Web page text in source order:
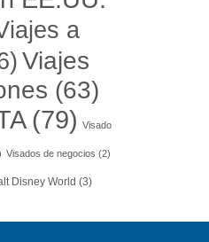
a
Viajes
(63)
(79) Visado
Visados de negocios (2)
Disney World (3)